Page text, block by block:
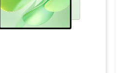
Zoom, Teams, Google Workspace